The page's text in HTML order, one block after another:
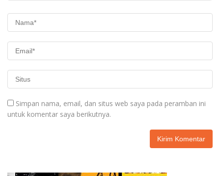
Simpan nama, email, dan situs web saya pada peramban ini
untuk komentar saya berikutnya.